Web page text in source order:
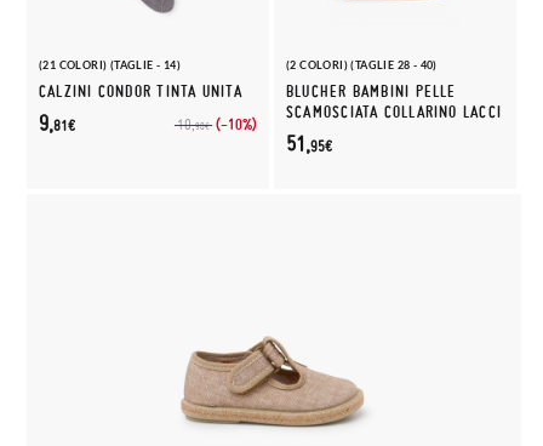
(21 COLORI) (TAGLIE - 14)
CALZINI CONDOR TINTA UNITA
10,90€ (-10%)
9,81€
(2 COLORI) (TAGLIE 28 - 40)
BLUCHER BAMBINI PELLE
SCAMOSCIATA COLLARINO LACCI
51,95€